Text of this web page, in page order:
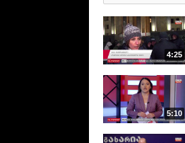
4:25
5:10